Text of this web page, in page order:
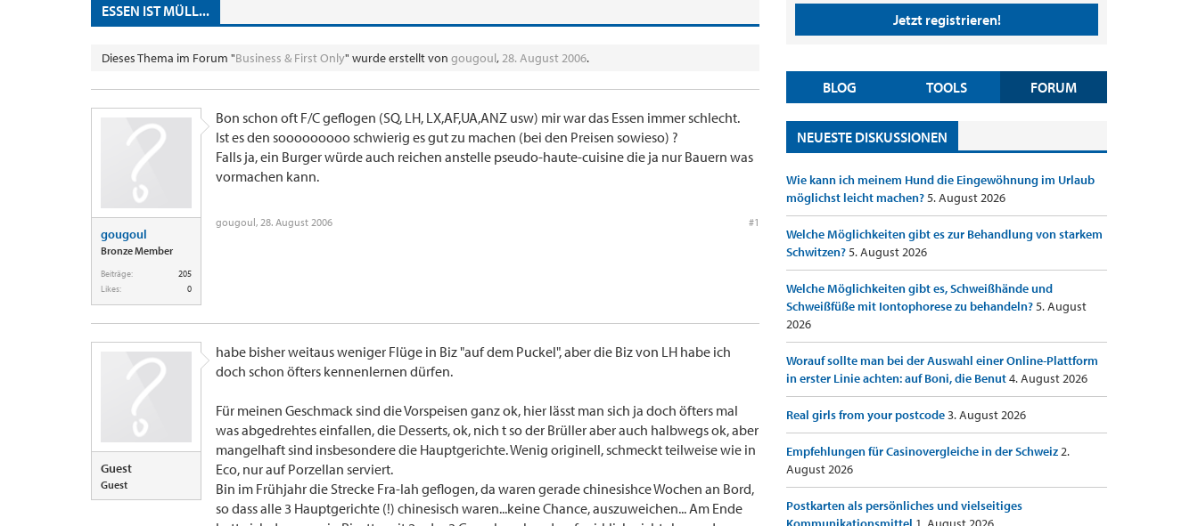
ESSEN IST MÜLL...
Dieses Thema im Forum "Business & First Only" wurde erstellt von gougoul,28. August 2006.
gougoul
Bronze Member
Beiträge:
205
Likes:
0
Bon schon oft F/C geflogen (SQ, LH, LX,AF,UA,ANZ usw) mir war das Essen immer schlecht.
Ist es den sooooooooo schwierig es gut zu machen (bei den Preisen sowieso) ?
Falls ja, ein Burger würde auch reichen anstelle pseudo-haute-cuisine die ja nur Bauern was
vormachen kann.
gougoul, 28. August 2006 #1
Guest
Guest
habe bisher weitaus weniger Flüge in Biz "auf dem Puckel", aber die Biz von LH habe ich
doch schon öfters kennenlernen dürfen.
Für meinen Geschmack sind die Vorspeisen ganz ok, hier lässt man sich ja doch öfters mal
was abgedrehtes einfallen, die Desserts, ok, nich t so der Brüller aber auch halbwegs ok, aber
mangelhaft sind insbesondere die Hauptgerichte. Wenig originell, schmeckt teilweise wie in
Eco, nur auf Porzellan serviert.
Bin im Frühjahr die Strecke Fra-Iah geflogen, da waren gerade chinesishce Wochen an Bord,
so dass alle 3 Hauptgerichte (!) chinesisch waren...keine Chance, auszuweichen... Am Ende
Jetzt registrieren!
BLOG TOOLS FORUM
NEUESTE DISKUSSIONEN
Wie kann ich meinem Hund die Eingewöhnung im Urlaub
möglichst leicht machen?5. August 2026
Welche Möglichkeiten gibt es zur Behandlung von starkem
Schwitzen?5. August 2026
Welche Möglichkeiten gibt es, Schweißhände und
Schweißfüße mit Iontophorese zu behandeln?5. August
2026
Worauf sollte man bei der Auswahl einer Online-Plattform
in erster Linie achten: auf Boni, die Benut4. August 2026
Real girls from your postcode3. August 2026
Empfehlungen für Casinovergleiche in der Schweiz2.
August 2026
Postkarten als persönliches und vielseitiges